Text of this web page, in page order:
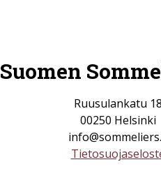
Suomen
Ruusulankatu 18
00250 Helsinki